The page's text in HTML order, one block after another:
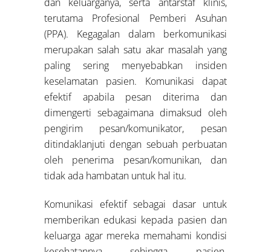
terutama Profesional Pemberi Asuhan
(PPA). Kegagalan dalam berkomunikasi
merupakan salah satu akar masalah yang
paling sering menyebabkan insiden
keselamatan pasien. Komunikasi dapat
efektif apabila pesan diterima dan
dimengerti sebagaimana dimaksud oleh
pengirim pesan/komunikator, pesan
ditindaklanjuti dengan sebuah perbuatan
oleh penerima pesan/komunikan, dan
tidak ada hambatan untuk hal itu.
Komunikasi efektif sebagai dasar untuk
memberikan edukasi kepada pasien dan
keluarga agar mereka memahami kondisi